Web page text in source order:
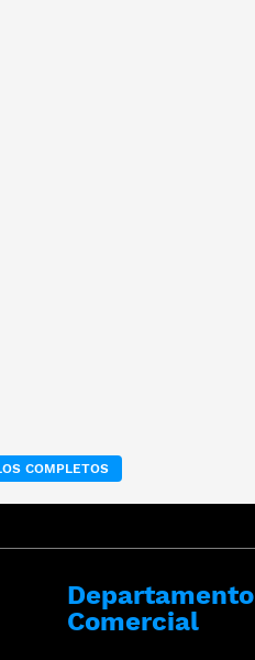
COMPLETOS
Departamento
Comercial